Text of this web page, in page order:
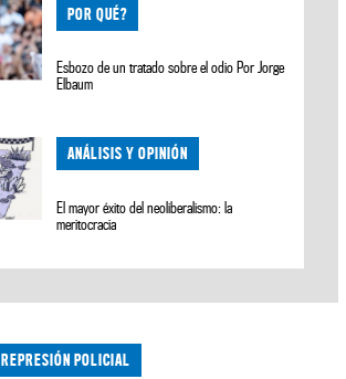
POR QUÉ?
Esbozo de un tratado sobre el odio Por Jorge
Elbaum
ANÁLISIS Y OPINIÓN
El mayor éxito del neoliberalismo: la
meritocracia
REPRESIÓN POLICIAL